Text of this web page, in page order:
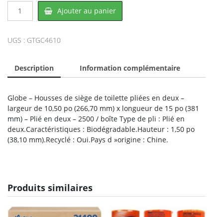
GC4610,
Ajouter au panier
UGS : GTGC4610
Description Information complémentaire
Globe – Housses de siège de toilette pliées en deux –
largeur de 10,50 po (266,70 mm) x longueur de 15 po (381
mm) – Plié en deux – 2500 / boîte Type de pli : Plié en
deux.Caractéristiques : Biodégradable.Hauteur : 1,50 po
(38,10 mm).Recyclé : Oui.Pays d »origine : Chine.
Produits similaires